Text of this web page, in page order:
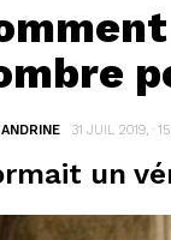
31 JUIL 2019, ·
un